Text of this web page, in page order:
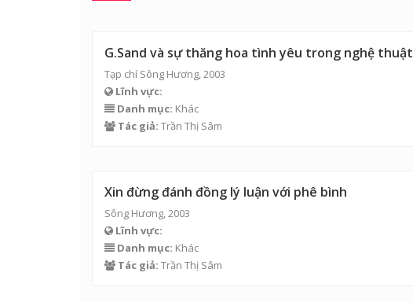
G.Sand và sự thăng hoa tình yêu trong nghệ thuật
Tạp chí Sông Hương, 2003
Lĩnh vực:
Danh mục: Khác
Tác giả: Trần Thị Sâm
Xin đừng đánh đồng lý luận với phê bình
Sông Hương, 2003
Lĩnh vực:
Danh mục: Khác
Tác giả: Trần Thị Sâm